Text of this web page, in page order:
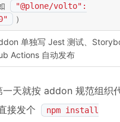
"@plone/volto":
）
单独写 Jest 测试、
Actions 自动发布
天就按 addon 规范组织代
接发个
npm install